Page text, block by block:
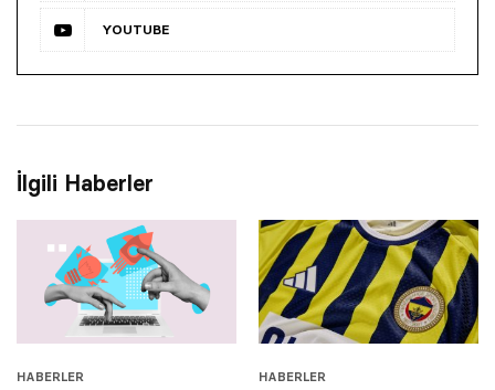
YOUTUBE
İlgili Haberler
HABERLER HABERLER